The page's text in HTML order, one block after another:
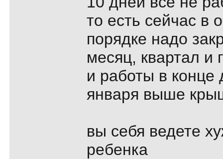
то есть сейчас в
порядке надо
месяц, квартал и
и работы в конце
января выше
вы себя ведете
ребенка